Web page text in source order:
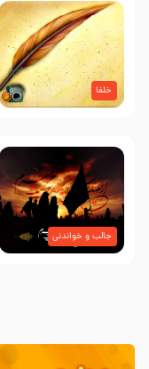
خلفا
جالب و خواندنی